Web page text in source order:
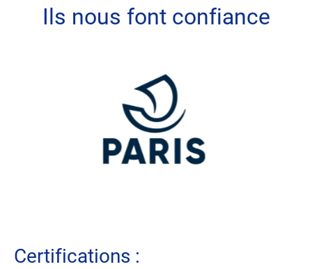
Ils nous font confiance
Certifications :